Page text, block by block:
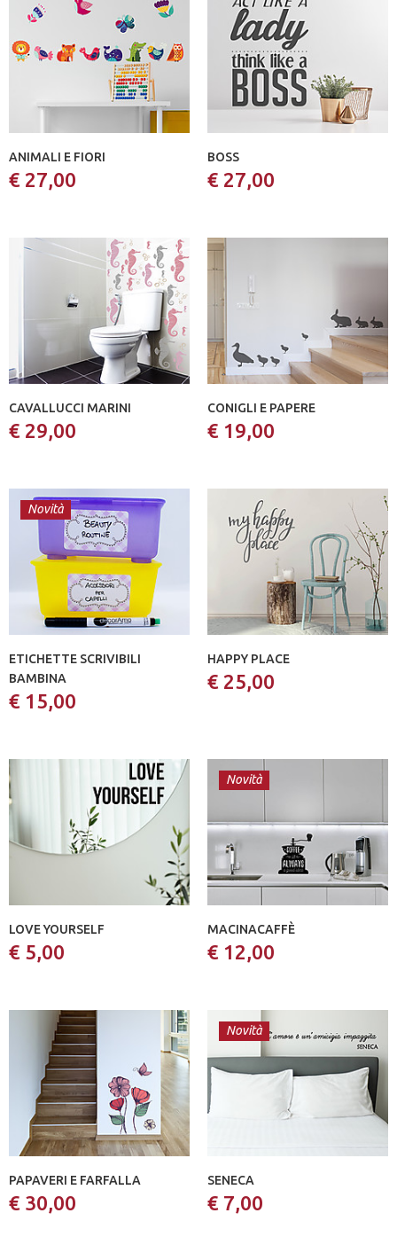
ANIMALI E FIORI
€ 27,00
BOSS
€ 27,00
CAVALLUCCI MARINI
€ 29,00
CONIGLI E PAPERE
€ 19,00
Novità
ETICHETTE SCRIVIBILI
BAMBINA
€ 15,00
HAPPY PLACE
€ 25,00
LOVE YOURSELF
€ 5,00
Novità
MACINACAFFÈ
€ 12,00
PAPAVERI E FARFALLA
€ 30,00
Novità
SENECA
€ 7,00